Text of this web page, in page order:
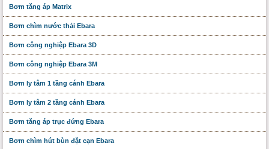
Bơm tăng áp Matrix
Bơm chìm nước thải Ebara
Bơm công nghiệp Ebara 3D
Bơm công nghiệp Ebara 3M
Bơm ly tâm 1 tầng cánh Ebara
Bơm ly tâm 2 tầng cánh Ebara
Bơm tăng áp trục đứng Ebara
Bơm chìm hút bùn đặt cạn Ebara